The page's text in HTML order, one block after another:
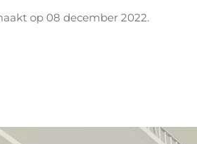
op 08 december 2022.